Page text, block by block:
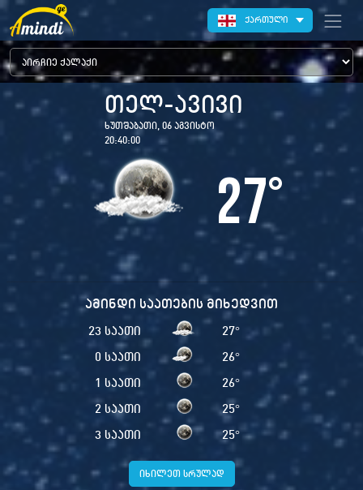
ქართული
თელ-ავივი
ხუთშაბათი, 06 აგვისტო
20:40:02
27°
ამინდი საათების მიხედვით
23 საათი 27°
0 საათი
26°
1 საათი
26°
2 საათი
25°
3 საათი
25°
იხილეთ სრულად